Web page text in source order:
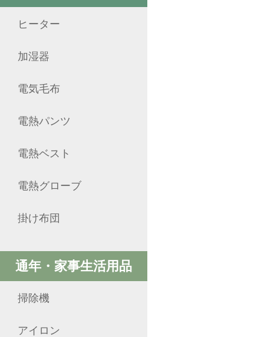
ヒーター
加湿器
電気毛布
電熱パンツ
電熱ベスト
電熱グローブ
掛け布団
通年・家事生活用品
掃除機
アイロン